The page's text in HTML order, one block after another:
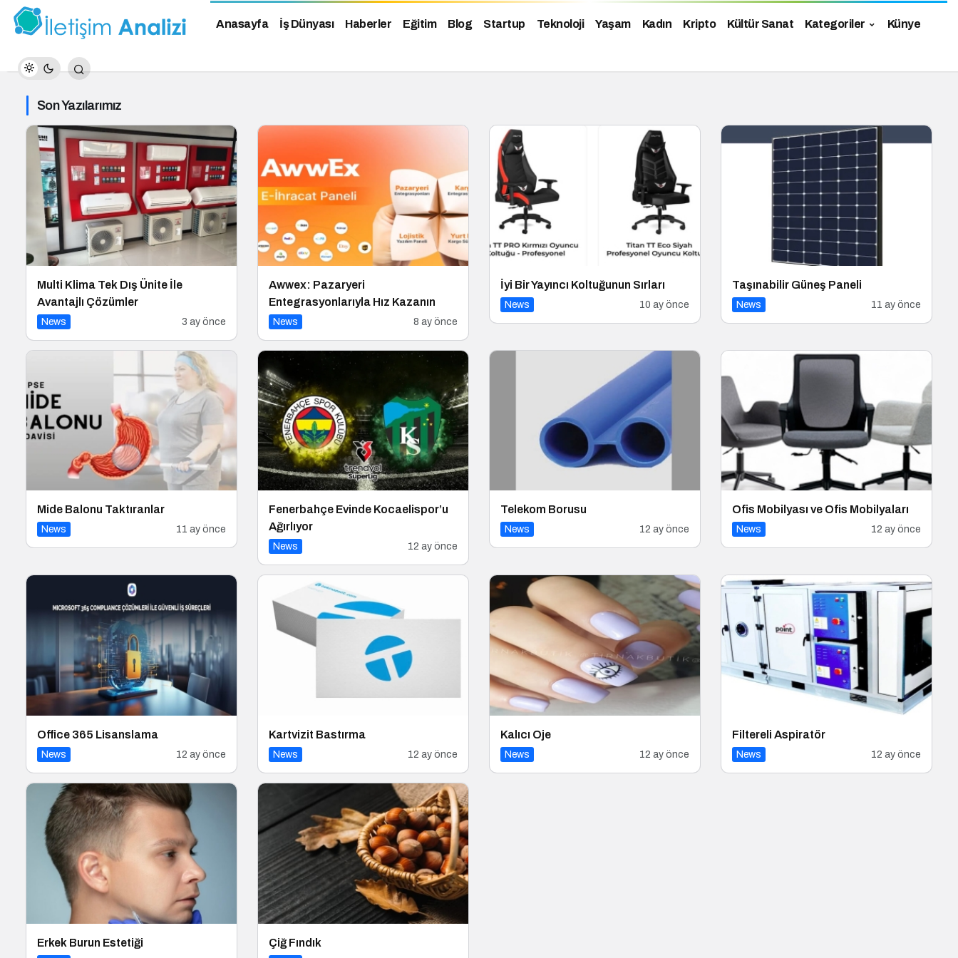
Anasayfa İş Dünyası Haberler Eğitim Blog Startup Teknoloji Yaşam Kadın Kripto Kültür Sanat Kategoriler Künye
Son Yazılarımız
Multi Klima Tek Dış Ünite İle
Avantajlı Çözümler
News 3 ay önce
Awwex: Pazaryeri
Entegrasyonlarıyla Hız Kazanın
News 8 ay önce
İyi Bir Yayıncı Koltuğunun Sırları
News 10 ay önce
Taşınabilir Güneş Paneli
News 11 ay önce
Mide Balonu Taktıranlar
News 11 ay önce
Fenerbahçe Evinde Kocaelispor’u
Ağırlıyor
News 12 ay önce
Telekom Borusu
News 12 ay önce
Ofis Mobilyası ve Ofis Mobilyaları
News 12 ay önce
Office 365 Lisanslama
News 12 ay önce
Kartvizit Bastırma
News 12 ay önce
Kalıcı Oje
News 12 ay önce
Filtereli Aspiratör
News 12 ay önce
Erkek Burun Estetiği Çiğ Fındık